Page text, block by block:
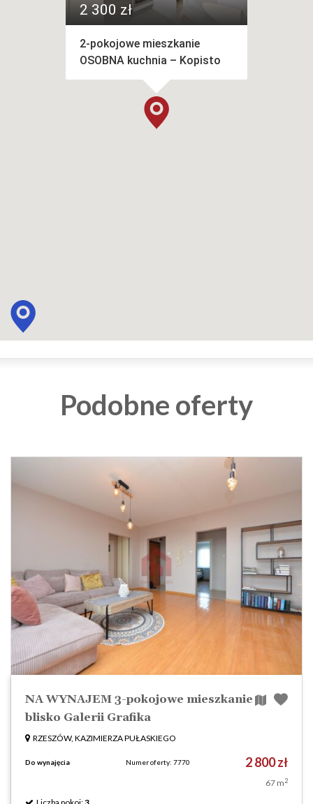
2 300 zł
2-pokojowe mieszkanie
OSOBNA kuchnia – Kopisto
Podobne oferty
NA WYNAJEM 3-pokojowe mieszkanie
blisko Galerii Grafika
RZESZÓW, KAZIMIERZA PUŁASKIEGO
Do wynajęcia Numer oferty: 7770 2 800 zł
67 m2